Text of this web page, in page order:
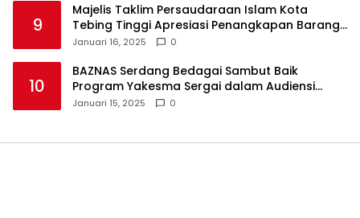
9
Majelis Taklim Persaudaraan Islam Kota
Tebing Tinggi Apresiasi Penangkapan Barang
Haram
Januari 16, 2025 0
10
BAZNAS Serdang Bedagai Sambut Baik
Program Yakesma Sergai dalam Audiensi
Perkenalan Pengurus Baru
Januari 15, 2025 0